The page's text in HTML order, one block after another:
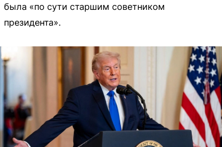
была «по сути старшим советником
президента».